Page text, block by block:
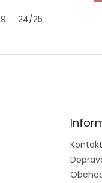
24/25
Kontakt